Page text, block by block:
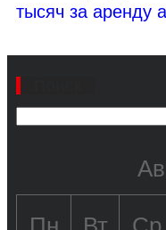
тысяч за аренду